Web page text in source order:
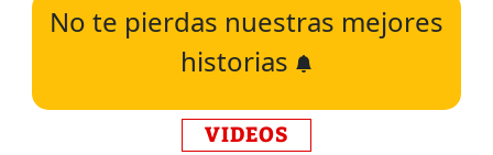
No te pierdas nuestras mejores
historias
VIDEOS